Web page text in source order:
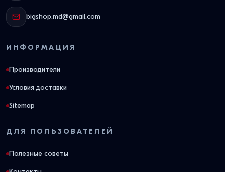
bigshop.md@gmail.com
ИНФОРМАЦИЯ
Производители
Условия доставки
Sitemap
ДЛЯ ПОЛЬЗОВАТЕЛЕЙ
Полезные советы